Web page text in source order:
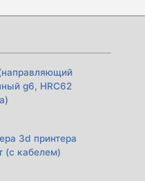
15022 грн.
g6, HRC62
3d принтера
(с кабелем)